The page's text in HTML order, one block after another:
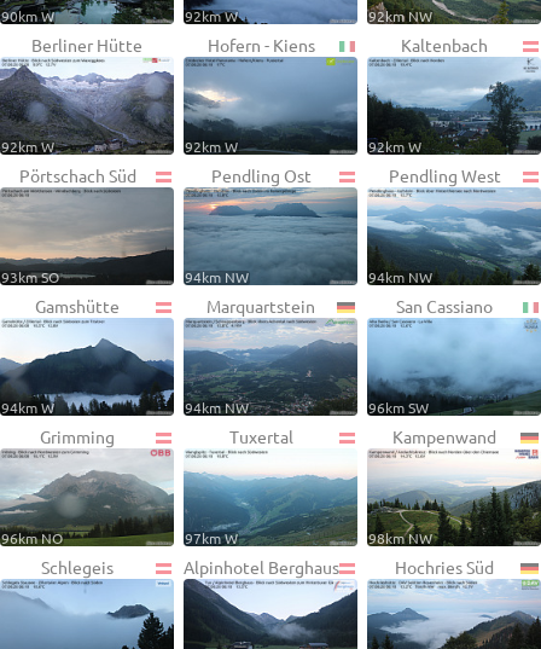
90km W 92km W 92km NW
Berliner Hütte
92km W
Hofern - Kiens
92km W
Kaltenbach
92km W
Pörtschach Süd
93km SO
Pendling Ost
94km NW
Pendling West
94km NW
Gamshütte
94km W
Marquartstein
94km NW
San Cassiano
96km SW
Grimming
96km NO
Tuxertal
97km W
Kampenwand
98km NW
Schlegeis Alpinhotel Berghaus Hochries Süd